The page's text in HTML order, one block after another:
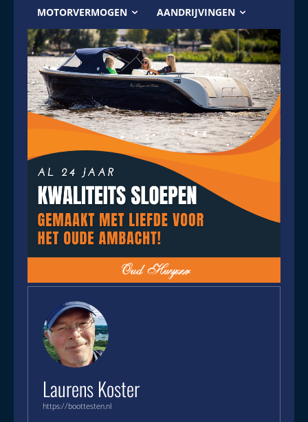
MOTORVERMOGEN AANDRIJVINGEN
Laurens Koster
https://boottesten.nl